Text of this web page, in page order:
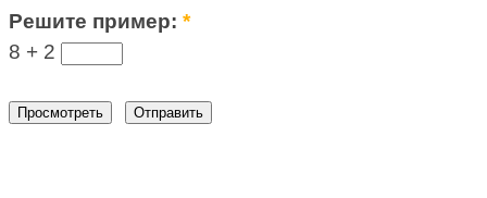
Решите пример:*
8 + 2